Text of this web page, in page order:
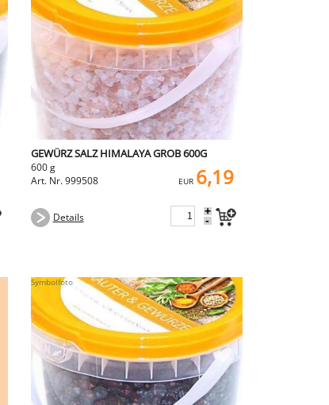
GEWÜRZ SALZ HIMALAYA GROB 600G
600 g
Art. Nr. 999508
EUR 6,19
Details +
-